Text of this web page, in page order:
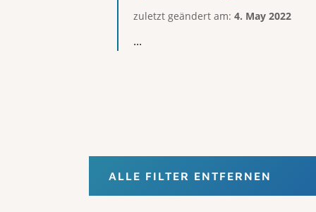
zuletzt geändert am: 4. May 2022
...
ALLE FILTER ENTFERNEN